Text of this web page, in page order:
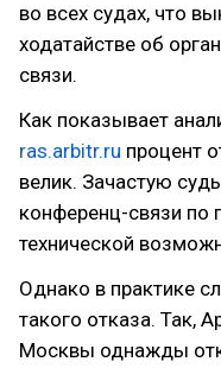
во всех судах, что
ходатайстве об
связи.
Как показывает
ras.arbitr.ru процент
велик. Зачастую
конференц-связи по
технической
Однако в практике
такого отказа. Так,
Москвы однажды